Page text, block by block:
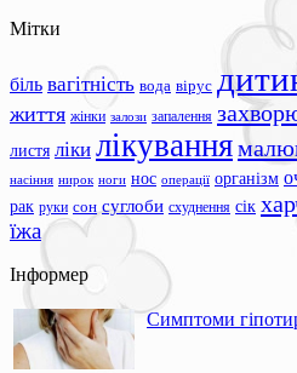
Мітки
біль вагітність вода вірус
життя жінки залози запалення
листя ліки лікування
насіння нирок ноги нос операції організм
рак руки сон суглоби схуднення сік
їжа
Інформер
Симптоми